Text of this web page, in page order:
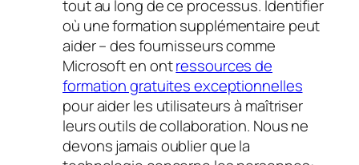
tout au long de ce processus. Identifier
où une formation supplémentaire peut
aider – des fournisseurs comme
Microsoft en ontressources de
formation gratuites exceptionnelles
pour aider les utilisateurs à maîtriser
leurs outils de collaboration. Nous ne
devons jamais oublier que la